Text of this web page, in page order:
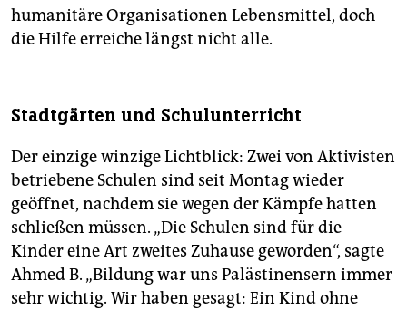
humanitäre Organisationen Lebensmittel, doch
die Hilfe erreiche längst nicht alle.
Stadtgärten und Schulunterricht
Der einzige winzige Lichtblick: Zwei von Aktivisten
betriebene Schulen sind seit Montag wieder
geöffnet, nachdem sie wegen der Kämpfe hatten
schließen müssen. „Die Schulen sind für die
Kinder eine Art zweites Zuhause geworden“, sagte
Ahmed B. „Bildung war uns Palästinensern immer
sehr wichtig. Wir haben gesagt: Ein Kind ohne